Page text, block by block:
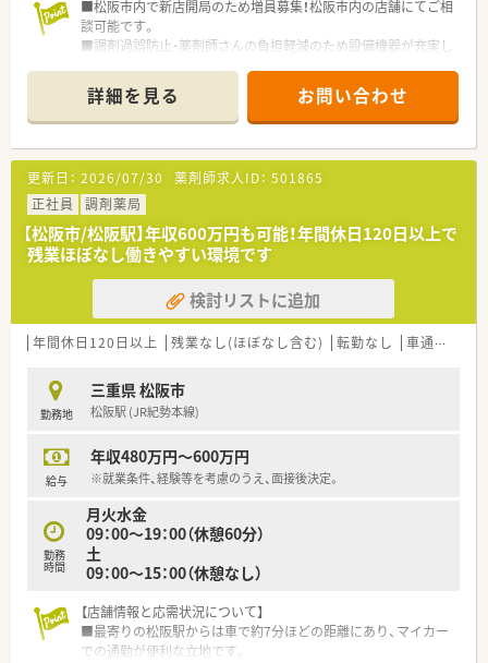
■松阪市内で新店開局のため増員募集！松阪市内の店舗にてご相
談可能です。
■調剤過誤防止・薬剤師さんの負担軽減のため設備機器が充実し
■薬歴は電子薬歴、自動錠剤分包機（miuCARREN2）散剤は計量
監査機にて行い記録し、レセコンはPhama-seedを採用していま
す。
■経験者歓迎します！また、ブランクある方もお気軽にご相談く
ださい。やる気のある方歓迎いたします。
■20～40代の若手薬剤師さんが活躍中！今後の世代を担って頂
ける方を募集しています。
詳細を見る お問い合わせ
更新日： 2026/07/30 薬剤師求人ID： 501865
正社員
調剤薬局
【松阪市/松阪駅】年収600万円も可能！年間休日120日以上で
残業ほぼなし働きやすい環境です
検討リストに追加
年間休日120日以上 残業なし(ほぼなし含む) 転勤なし 車通勤可
勤務地
三重県 松阪市
松阪駅 (JR紀勢本線)
給与
年収480万円～600万円
※就業条件、経験等を考慮のうえ、面接後決定。
勤務
時間
月火水金
09：00～19：00（休憩60分）
土
09：00～15：00（休憩なし）
【店舗情報と応需状況について】
■最寄りの松阪駅からは車で約7分ほどの距離にあり、マイカー
での通勤が便利な立地です。